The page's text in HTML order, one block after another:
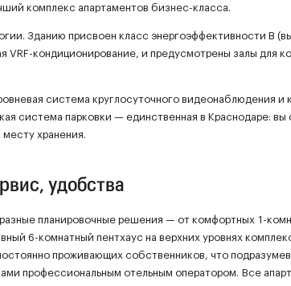
комплекс апартаментов бизнес-класса.
Зданию присвоен класс энергоэффективности B
кондиционирование, и предусмотрены залы для
система круглосуточного видеонаблюдения и
система парковки — единственная в Краснодаре: вы
хранения.
удобства
планировочные решения — от комфортных 1-
6-комнатный пентхаус на верхних уровнях
проживающих собственников, что
профессиональным отельным оператором. Все